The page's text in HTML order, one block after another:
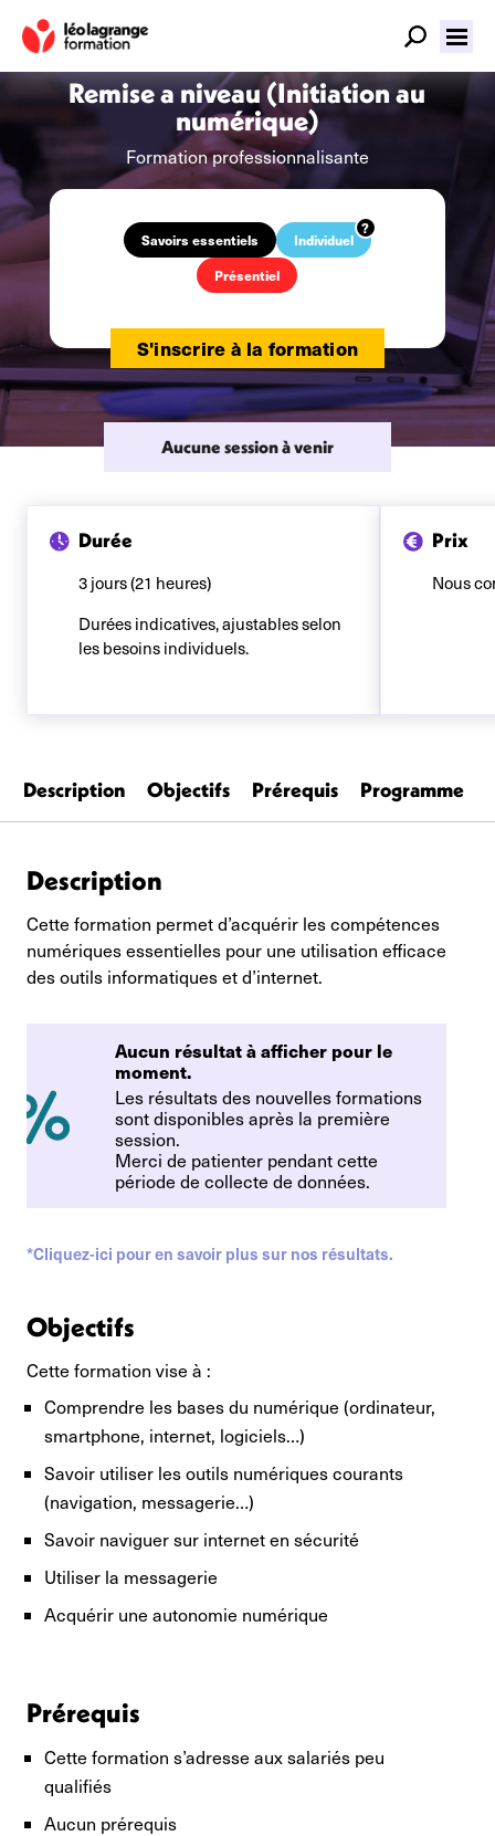
Remise a niveau (Initiation au
numérique)
Formation professionnalisante
Savoirs essentiels
Individuel
Présentiel
S'inscrire à la formation
Aucune session à venir
Durée
3 jours (21 heures)
Durées indicatives, ajustables selon
les besoins individuels.
Prix
Nous
Description Objectifs Prérequis Programme
Description
Cette formation permet d’acquérir les compétences
numériques essentielles pour une utilisation efficace
des outils informatiques et d’internet.
Aucun résultat à afficher pour le
moment.
Les résultats des nouvelles formations
sont disponibles après la première
session.
Merci de patienter pendant cette
période de collecte de données.
*Cliquez-ici pour en savoir plus sur nos résultats.
Objectifs
Cette formation vise à :
Comprendre les bases du numérique (ordinateur,
smartphone, internet, logiciels…)
Savoir utiliser les outils numériques courants
(navigation, messagerie…)
Savoir naviguer sur internet en sécurité
Utiliser la messagerie
Acquérir une autonomie numérique
Prérequis
Cette formation s’adresse aux salariés peu
qualifiés
Aucun prérequis